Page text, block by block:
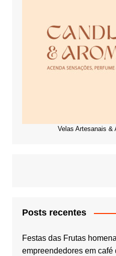
Velas Artesanais &
Posts recentes
Festas das Frutas
empreendedores em café